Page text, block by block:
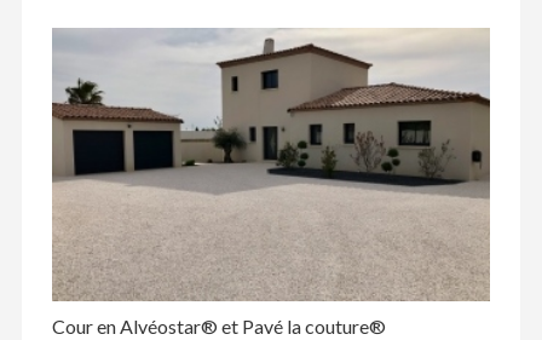
Cour en Alvéostar® et Pavé la couture®